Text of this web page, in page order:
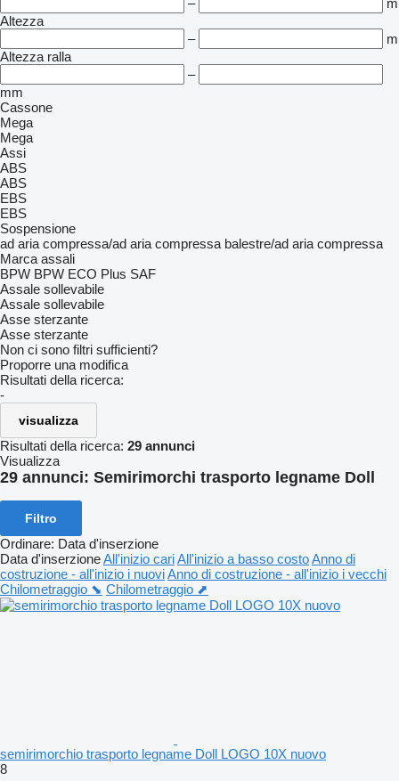
–
m
Altezza
–
m
Altezza ralla
–
mm
Cassone
Mega
Mega
Assi
ABS
ABS
EBS
EBS
Sospensione
ad aria compressa/ad aria compressa balestre/ad aria compressa
Marca assali
BPW BPW ECO Plus SAF
Assale sollevabile
Assale sollevabile
Asse sterzante
Asse sterzante
Non ci sono filtri sufficienti?
Proporre una modifica
Risultati della ricerca:
-
visualizza
Risultati della ricerca: 29 annunci
Visualizza
29 annunci: Semirimorchi trasporto legname Doll
Filtro
Ordinare: Data d'inserzione
Data d'inserzioneAll'inizio cariAll'inizio a basso costoAnno di
costruzione - all'inizio i nuoviAnno di costruzione - all'inizio i vecchi
Chilometraggio ⬊ Chilometraggio ⬈
semirimorchio trasporto legname Doll LOGO 10X nuovo
8